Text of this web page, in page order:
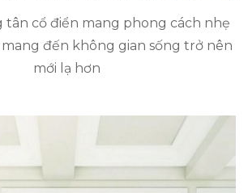
tân cổ điển mang phong cách nhẹ
đến không gian sống trở nên
mới lạ hơn